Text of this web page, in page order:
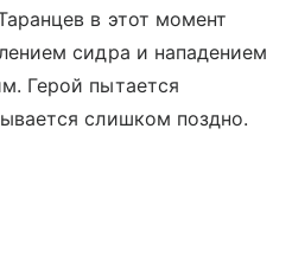
в этот момент
сидра и нападением
Герой пытается
слишком поздно.